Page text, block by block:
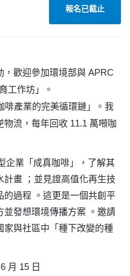
報名已截止
，歡迎參加環境部與 APRC
工作坊」。
啡產業的完美循環鏈」。我
物流，每年回收 11.1 萬噸咖
企業「成真咖啡」，了解其
畫 ；並見證高值化再生技
的過程 。這更是一個共創平
並發想環境傳播方案 。邀請
家與社區中「種下改變的種
6 月 15 日